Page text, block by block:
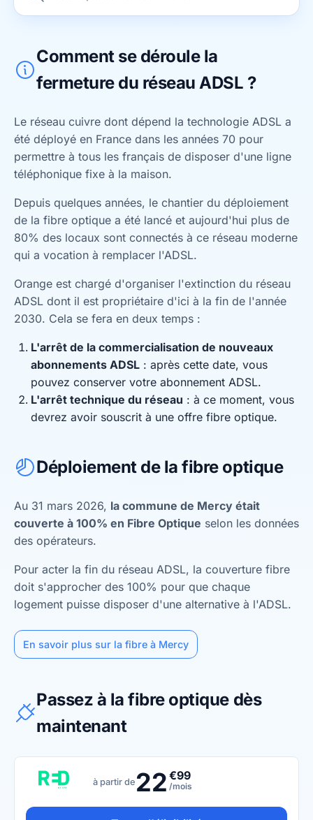
Comment se déroule la
fermeture du réseau ADSL ?
Le réseau cuivre dont dépend la technologie ADSL a
été déployé en France dans les années 70 pour
permettre à tous les français de disposer d'une ligne
téléphonique fixe à la maison.
Depuis quelques années, le chantier du déploiement
de la fibre optique a été lancé et aujourd'hui plus de
80% des locaux sont connectés à ce réseau moderne
qui a vocation à remplacer l'ADSL.
Orange est chargé d'organiser l'extinction du réseau
ADSL dont il est propriétaire d'ici à la fin de l'année
2030. Cela se fera en deux temps :
L'arrêt de la commercialisation de nouveaux
abonnements ADSL : après cette date, vous
pouvez conserver votre abonnement ADSL.
L'arrêt technique du réseau : à ce moment, vous
devrez avoir souscrit à une offre fibre optique.
Déploiement de la fibre optique
Au 31 mars 2026, la commune de Mercy était
couverte à 100% en Fibre Optique selon les données
des opérateurs.
Pour acter la fin du réseau ADSL, la couverture fibre
doit s'approcher des 100% pour que chaque
logement puisse disposer d'une alternative à l'ADSL.
En savoir plus sur la fibre à Mercy
Passez à la fibre optique dès
maintenant
à partir de 22 €99
/mois